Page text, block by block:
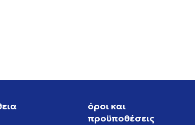
όροι και
προϋποθέσεις